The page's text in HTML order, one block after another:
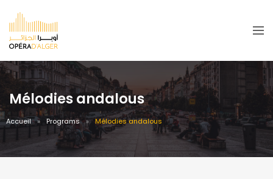
Mélodies andalous
Accueil Programs Mélodies andalous